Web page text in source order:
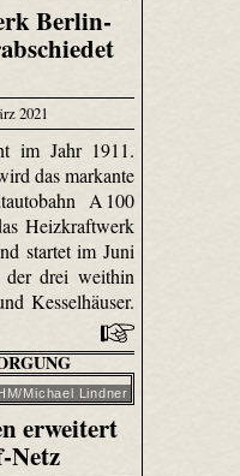
Berlin-
2021
im Jahr 1911.
das markante
A 100
Heizkraftwerk
startet im Juni
drei weithin
Kesselhäuser.
Michael Lindner
erweitert
Netz